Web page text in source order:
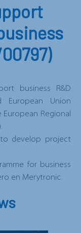
business R&D
European Union
European Regional
to develop project
for business
en Merytronic.